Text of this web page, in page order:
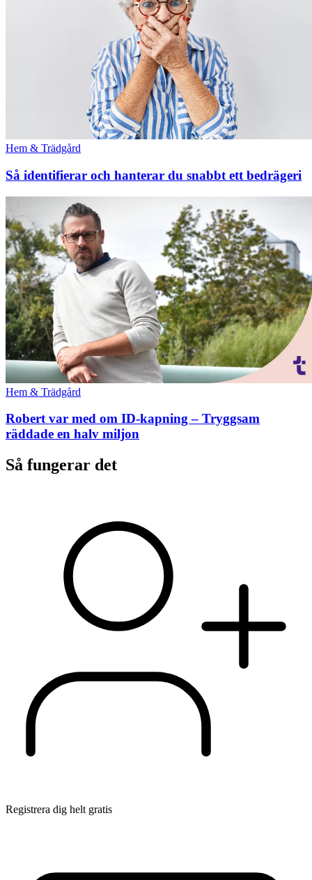
Hem & Trädgård
Så identifierar och hanterar du snabbt ett bedrägeri
Hem & Trädgård
Robert var med om ID-kapning – Tryggsam
räddade en halv miljon
Så fungerar det
Registrera dig helt gratis